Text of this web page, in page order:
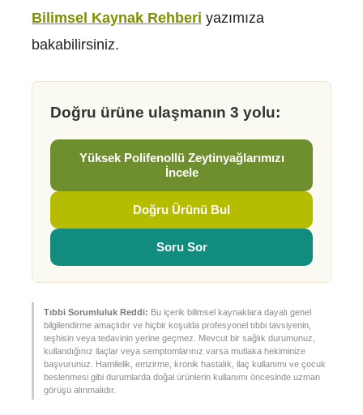
Bilimsel Kaynak Rehberi yazımıza
bakabilirsiniz.
Doğru ürüne ulaşmanın 3 yolu:
Yüksek Polifenollü Zeytinyağlarımızı
İncele
Doğru Ürünü Bul
Soru Sor
Tıbbi Sorumluluk Reddi: Bu içerik bilimsel kaynaklara dayalı genel
bilgilendirme amaçlıdır ve hiçbir koşulda profesyonel tıbbi tavsiyenin,
teşhisin veya tedavinin yerine geçmez. Mevcut bir sağlık durumunuz,
kullandığınız ilaçlar veya semptomlarınız varsa mutlaka hekiminize
başvurunuz. Hamilelik, emzirme, kronik hastalık, ilaç kullanımı ve çocuk
beslenmesi gibi durumlarda doğal ürünlerin kullanımı öncesinde uzman
görüşü alınmalıdır.